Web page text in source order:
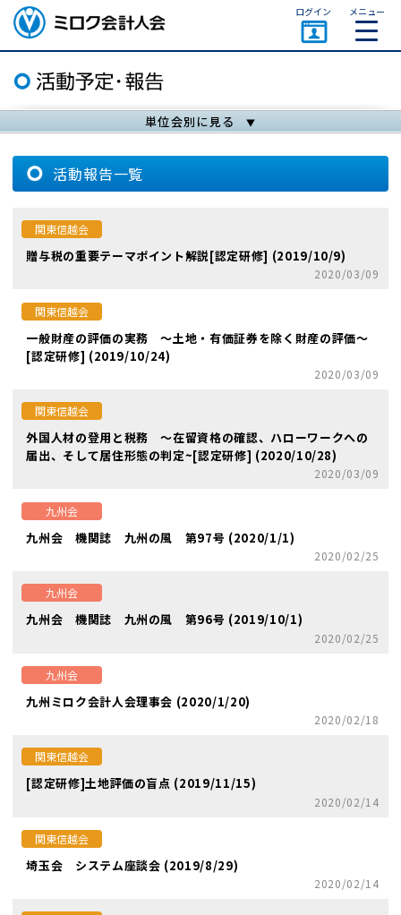
ミロク会計人会 MIROKU
ACCOUNTING PERSON
ASSOCIATION
ログイン メニュー
単位会別に見る
活動報告一覧
関東信越会
贈与税の重要テーマポイント解説[認定研修] (2019/10/9)
2020/03/09
関東信越会
一般財産の評価の実務 ～土地・有価証券を除く財産の評価～
[認定研修] (2019/10/24)
2020/03/09
関東信越会
外国人材の登用と税務 ～在留資格の確認、ハローワークへの
届出、そして居住形態の判定~[認定研修] (2020/10/28)
2020/03/09
九州会
九州会 機関誌 九州の風 第97号 (2020/1/1)
2020/02/25
九州会
九州会 機関誌 九州の風 第96号 (2019/10/1)
2020/02/25
九州会
九州ミロク会計人会理事会 (2020/1/20)
2020/02/18
関東信越会
[認定研修]土地評価の盲点 (2019/11/15)
2020/02/14
関東信越会
埼玉会 システム座談会 (2019/8/29)
2020/02/14